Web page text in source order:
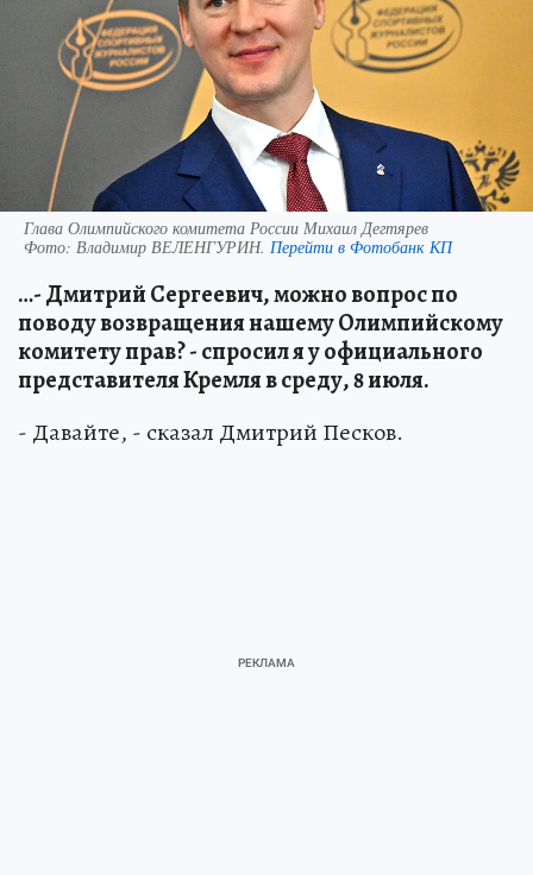
Глава Олимпийского комитета России Михаил Дегтярев
Фото: Владимир ВЕЛЕНГУРИН. Перейти в Фотобанк КП
…- Дмитрий Сергеевич, можно вопрос по
поводу возвращения нашему Олимпийскому
комитету прав? - спросил я у официального
представителя Кремля в среду, 8 июля.
- Давайте, - сказал Дмитрий Песков.